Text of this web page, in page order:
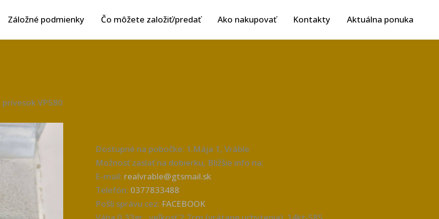
Záložné podmienky Čo môžete založiť/predať Ako nakupovať Kontakty Aktuálna ponuka
VP580
Dostupné na pobočke: 1.Mája 1, Vráble
Možnosť zaslať na dobierku, Bližšie info na:
E-mail: realvrable@gtsmail.sk
Telefón: 0377833488
Pošli správu cez: FACEBOOK